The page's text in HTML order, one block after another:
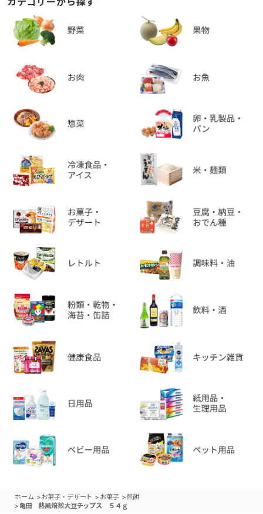
ホーム >お菓子・デザート > お菓子 >煎餅
> 亀田 熱風焙煎大豆チップス ５４ｇ